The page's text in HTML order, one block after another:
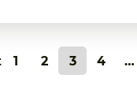
1 2 3 4 …